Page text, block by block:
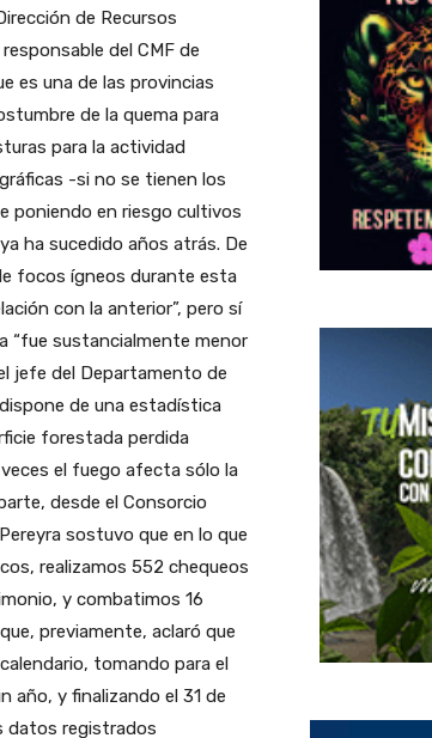
de Recursos
del CMF de
es una de las provincias
de la quema para
para la actividad
-si no se tienen los
poniendo en riesgo cultivos
ha sucedido años atrás. De
focos ígneos durante esta
con la anterior”, pero sí
“fue sustancialmente menor
jefe del Departamento de
de una estadística
forestada perdida
el fuego afecta sólo la
desde el Consorcio
sostuvo que en lo que
realizamos 552 chequeos
y combatimos 16
previamente, aclaró que
tomando para el
año, y finalizando el 31 de
datos registrados